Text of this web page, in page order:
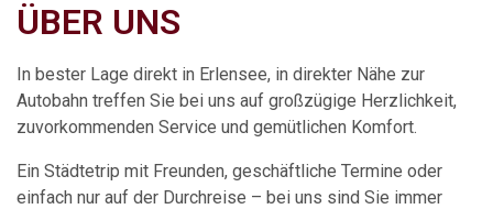
Cafe & Bäckerei
ÜBER UNS
In bester Lage direkt in Erlensee, in direkter Nähe zur
Autobahn treffen Sie bei uns auf großzügige Herzlichkeit,
zuvorkommenden Service und gemütlichen Komfort.
Ein Städtetrip mit Freunden, geschäftliche Termine oder
einfach nur auf der Durchreise – bei uns sind Sie immer